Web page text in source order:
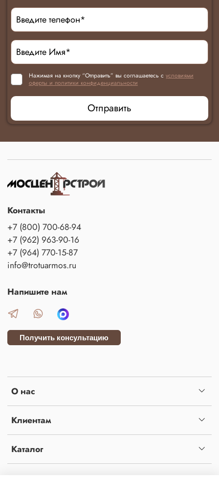
Нажимая на кнопку “Отправить” вы соглашаетесь с условиями
оферты и политики конфиденциальности
Отправить
О нас
Клиентам
Каталог
Контакты
+7 (800) 700-68-94
+7 (962) 963-90-16
+7 (964) 770-15-87
info@trotuarmos.ru
Напишите нам
Получить консультацию